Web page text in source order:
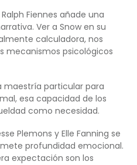
Fiennes añade una
Ver a Snow en su
calculadora, nos
mecanismos psicológicos
maestría particular para
esa capacidad de los
como necesidad.
Plemons y Elle Fanning se
profundidad emocional.
expectación son los